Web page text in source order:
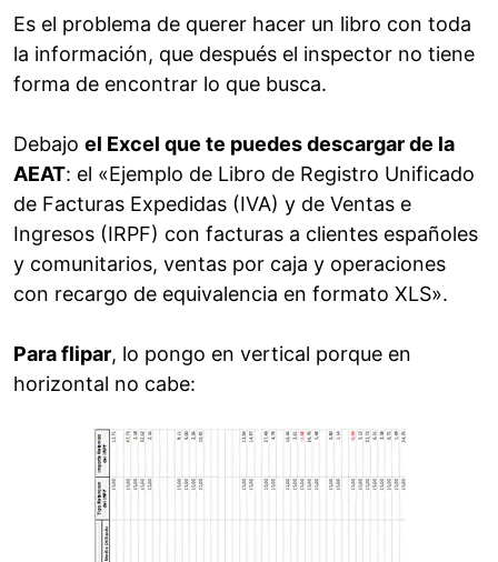
Es el problema de querer hacer un libro con toda
la información, que después el inspector no tiene
forma de encontrar lo que busca.
Debajo el Excel que te puedes descargar de la
AEAT: el «Ejemplo de Libro de Registro Unificado
de Facturas Expedidas (IVA) y de Ventas e
Ingresos (IRPF) con facturas a clientes españoles
y comunitarios, ventas por caja y operaciones
con recargo de equivalencia en formato XLS».
Para flipar, lo pongo en vertical porque en
horizontal no cabe: